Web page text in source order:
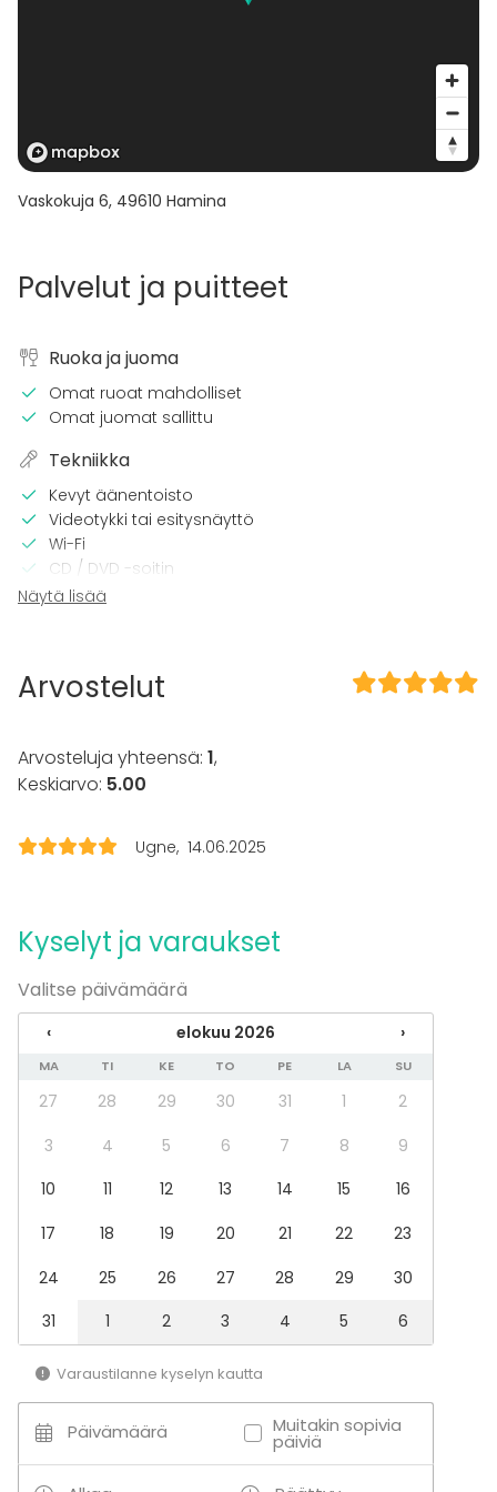
Vaskokuja 6, 49610 Hamina
Palvelut ja puitteet
Ruoka ja juoma
Omat ruoat mahdolliset
Omat juomat sallittu
Tekniikka
Kevyt äänentoisto
Videotykki tai esitysnäyttö
Wi-Fi
CD / DVD -soitin
TV
Musiikki kovalla OK
Kalusto
Keittiö asiakkaan käytössä
Astiasto
Häät
Illallinen / lounas
Messut
Esitys / näytös
Mökkireissu / retriitti
Pikkujoulut
Tilatyypit
Juhlasali
Kokoushuone
Lounge
Terassi / Piha
Lisätietoa aktiviteeteista
Näytä lisää
Arvostelut
Arvosteluja yhteensä: 1,
Keskiarvo: 5.00
Ugne 14.06.2025
Kyselyt ja varaukset
Valitse päivämäärä
‹ elokuu 2026 ›
MA TI KE TO PE LA SU
27 28 29 30 31 1
2
3
4 5 6 7 8
9
10
11 12 13 14 15
16
17
18 19 20 21 22
23
24
25 26 27 28 29
30
31
1 2 3 4 5 6
Varaustilanne kyselyn kautta
Päivämäärä Muitakin sopivia
päiviä